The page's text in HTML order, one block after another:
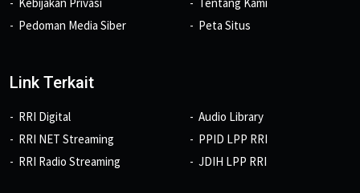
Pedoman Media Siber
Peta Situs
Link Terkait
RRI Digital
RRI NET Streaming
RRI Radio Streaming
Audio Library
PPID LPP RRI
JDIH LPP RRI